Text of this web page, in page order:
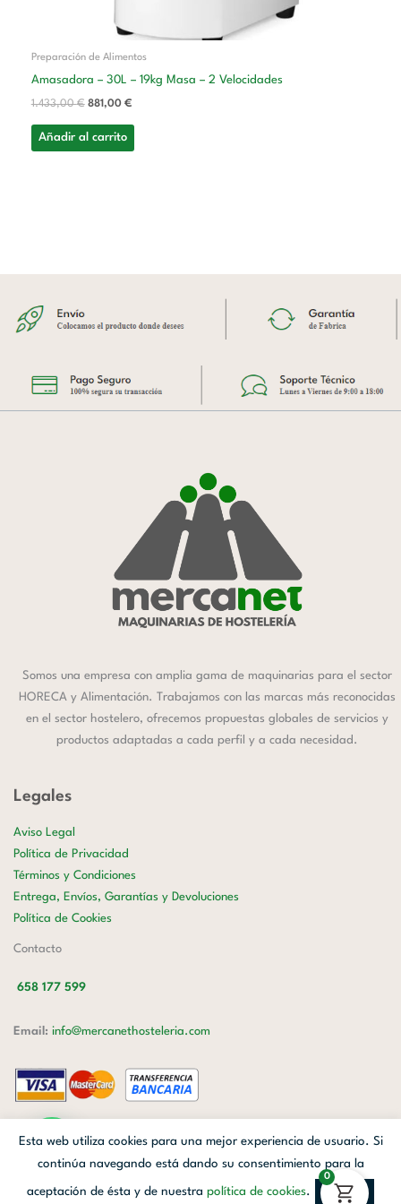
Preparación de Alimentos
Amasadora – 30L – 19kg Masa – 2 Velocidades
1.433,00€ 881,00 €
Añadir al carrito
Somos una empresa con amplia gama de maquinarias para el sector
HORECA y Alimentación. Trabajamos con las marcas más reconocidas
en el sector hostelero, ofrecemos propuestas globales de servicios y
productos adaptadas a cada perfil y a cada necesidad.
Legales
Aviso Legal
Política de Privacidad
Términos y Condiciones
Entrega, Envíos, Garantías y Devoluciones
Política de Cookies
Contacto
658 177 599
Email: info@mercanethosteleria.com
Mercanet © 2026.| Diseñado porAvanzada Digital| Webmaster
Esta web utiliza cookies para una mejor experiencia de usuario. Si
continúa navegando está dando su consentimiento para la
aceptación de ésta y de nuestra política de cookies. Aceptar
0